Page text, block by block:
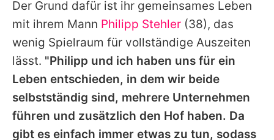
Der Grund dafür ist ihr gemeinsames Leben
mit ihrem Mann Philipp Stehler (38), das
wenig Spielraum für vollständige Auszeiten
lässt. "Philipp und ich haben uns für ein
Leben entschieden, in dem wir beide
selbstständig sind, mehrere Unternehmen
führen und zusätzlich den Hof haben. Da
gibt es einfach immer etwas zu tun, sodass